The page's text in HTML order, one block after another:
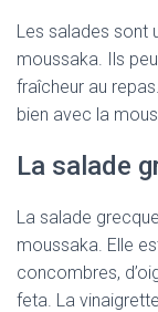
Les salades sont
moussaka. Ils
fraîcheur au
bien avec la
La salade
La salade
moussaka. Elle
concombres,
feta. La